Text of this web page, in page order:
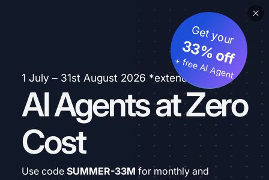
1 July – 31st August 2026 *extended
AI Agents at Zero
Cost
Get your
33% off
+ free AI Agent
Use code SUMMER-33M for monthly and